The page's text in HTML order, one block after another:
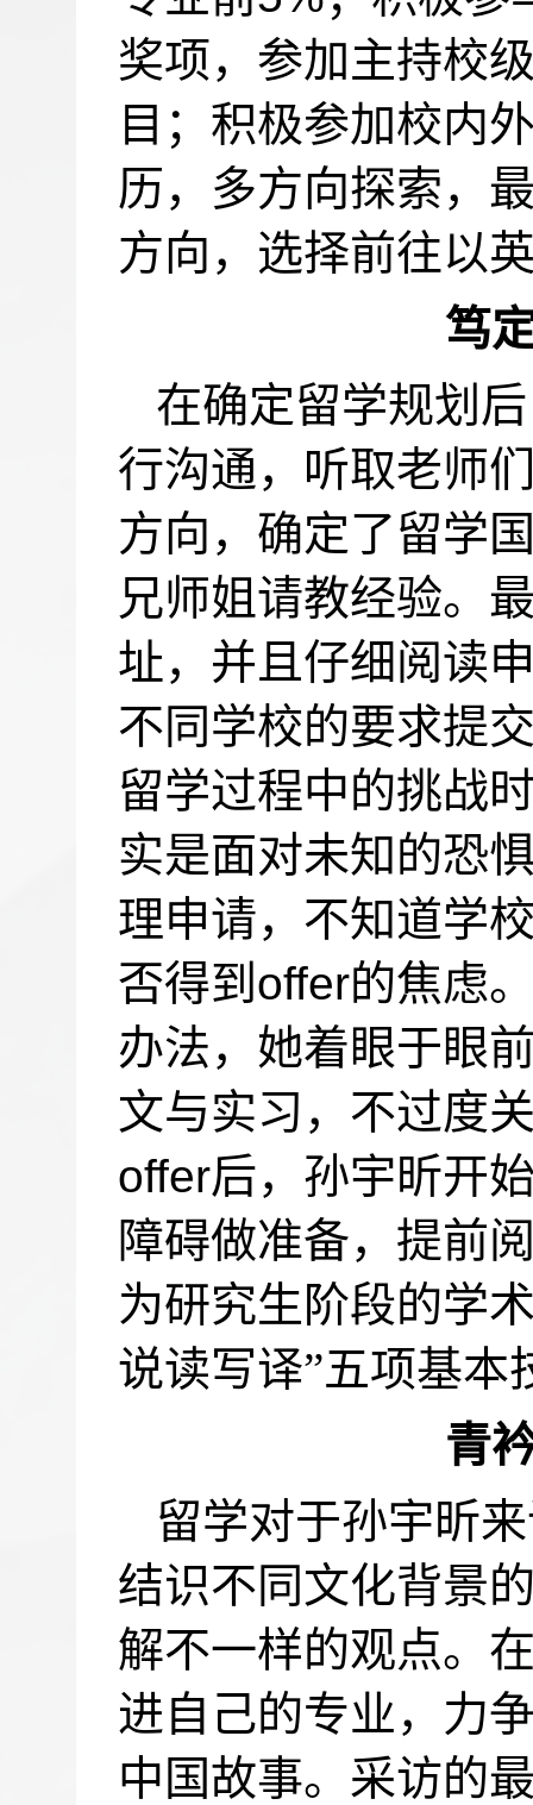
奖项，参加主持校
目；积极参加校内
历，多方向探索，
方向，选择前往以
笃
在确定留学规划
行沟通，听取老师
方向，确定了留学
兄师姐请教经验。
址，并且仔细阅读
不同学校的要求提
留学过程中的挑战
实是面对未知的恐
理申请，不知道学
否得到 offer的焦虑
办法，她着眼于眼
文与实习，不过度
offer后，孙宇昕开
障碍做准备，提前
为研究生阶段的学
说读写译”五项基本
青
留学对于孙宇昕
结识不同文化背景
解不一样的观点。
进自己的专业，力
中国故事。采访的